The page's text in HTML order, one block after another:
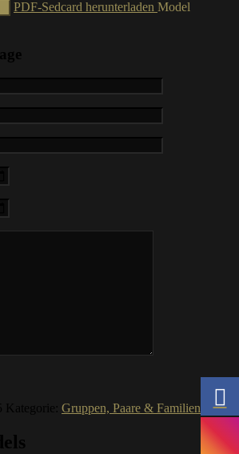
PDF-Sedcard herunterladen Model
Kategorie: Gruppen, Paare & Familien